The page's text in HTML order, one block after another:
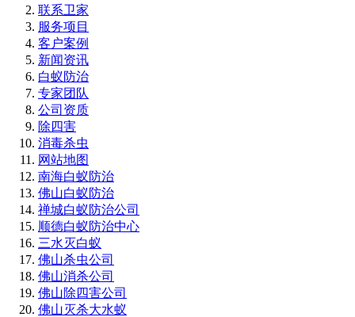
联系卫家
服务项目
客户案例
新闻资讯
白蚁防治
专家团队
公司资质
除四害
消毒杀虫
网站地图
南海白蚁防治
佛山白蚁防治
禅城白蚁防治公司
顺德白蚁防治中心
三水灭白蚁
佛山杀虫公司
佛山消杀公司
佛山除四害公司
佛山灭杀大水蚁